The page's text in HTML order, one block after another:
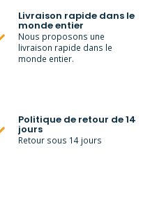
Livraison rapide dans le
monde entier
Nous proposons une
livraison rapide dans le
monde entier.
Politique de retour de 14
jours
Retour sous 14 jours